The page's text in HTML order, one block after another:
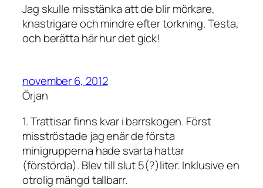
Jag skulle misstänka att de blir mörkare,
knastrigare och mindre efter torkning. Testa,
och berätta här hur det gick!
november 6, 2012
Örjan
1. Trattisar finns kvar i barrskogen. Först
misströstade jag enär de första
minigrupperna hade svarta hattar
(förstörda). Blev till slut 5(?)liter. Inklusive en
otrolig mängd tallbarr.